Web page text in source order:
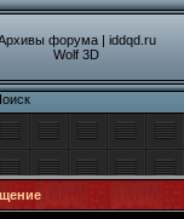
форума| iddqd.ru
Wolf 3D